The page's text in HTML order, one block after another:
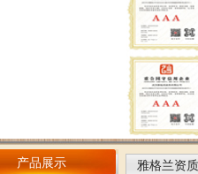
产品展示 雅格兰资